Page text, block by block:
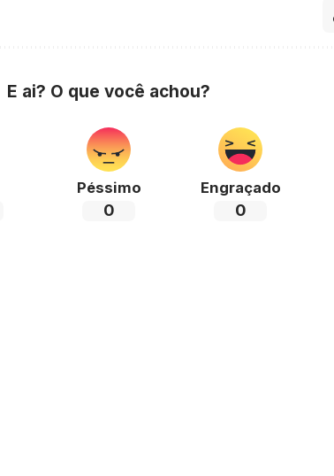
E ai? O que você achou?
Péssimo
0
Engraçado
0